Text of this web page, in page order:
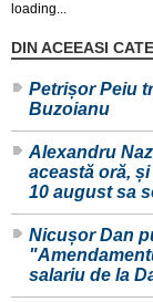
loading...
DIN ACEEASI
Petrișor Peiu
Buzoianu
Alexandru
această oră,
10 august sa
Nicușor Dan
salariu de la